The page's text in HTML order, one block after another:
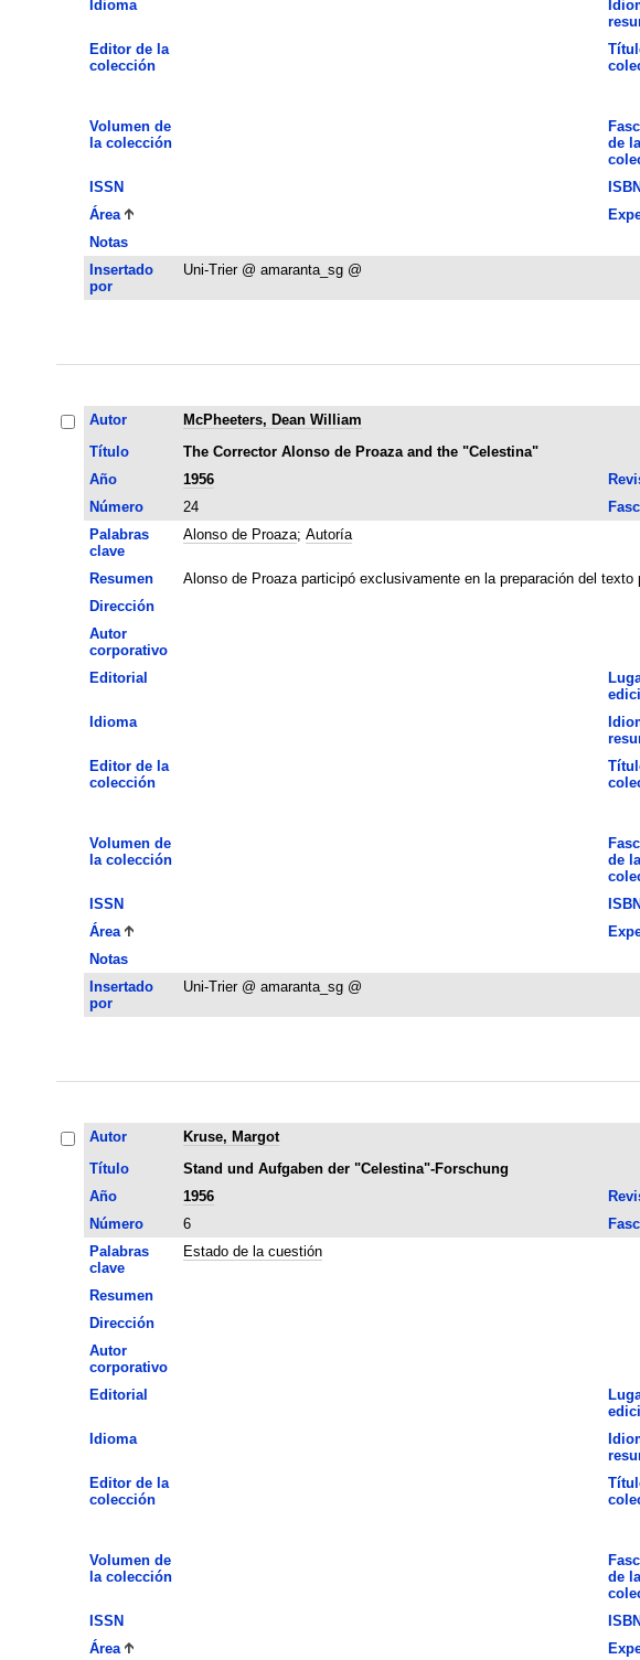
Idioma
Editor de la
colección
Volumen de
la colección
de la
ISSN ISBN
Área
Notas
Insertado
por
Uni-Trier @ amaranta_sg @
Autor
McPheeters, Dean William
Título
The Corrector Alonso de Proaza and the "Celestina"
Año
1956
Número
24
Palabras
clave
Alonso de Proaza; Autoría
Resumen
Alonso de Proaza participó exclusivamente en la preparación del
Dirección
Autor
corporativo
Editorial
Idioma
Editor de la
colección
Volumen de
la colección
de la
ISSN ISBN
Área
Notas
Insertado
por
Uni-Trier @ amaranta_sg @
Autor
Kruse, Margot
Título
Stand und Aufgaben der "Celestina"-Forschung
Año
1956
Número
6
Palabras
clave
Estado de la cuestión
Resumen
Dirección
Autor
corporativo
Editorial
Idioma
Editor de la
colección
Volumen de
la colección
de la
ISSN ISBN
Área